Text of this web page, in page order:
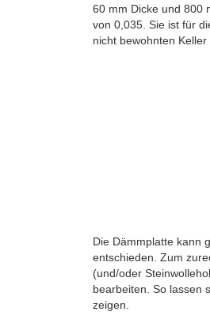
60 mm Dicke und 800
von 0,035. Sie ist für
nicht bewohnten
Die Dämmplatte kann
entschieden. Zum
(und/oder
bearbeiten. So lassen
zeigen.